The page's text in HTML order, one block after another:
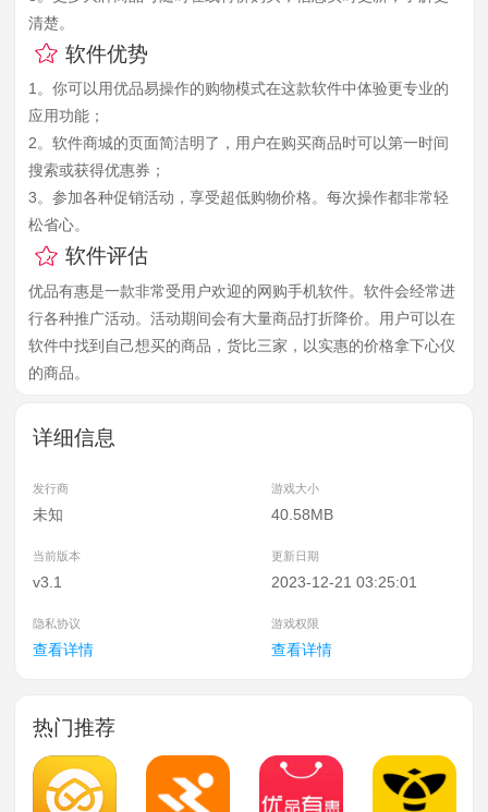
清楚。
软件优势
1。你可以用优品易操作的购物模式在这款软件中体验更专业的
应用功能；
2。软件商城的页面简洁明了，用户在购买商品时可以第一时间
搜索或获得优惠券；
3。参加各种促销活动，享受超低购物价格。每次操作都非常轻
松省心。
软件评估
优品有惠是一款非常受用户欢迎的网购手机软件。软件会经常进
行各种推广活动。活动期间会有大量商品打折降价。用户可以在
软件中找到自己想买的商品，货比三家，以实惠的价格拿下心仪
的商品。
详细信息
发行商 游戏大小
未知 40.58MB
当前版本 更新日期
v3.1 2023-12-21 03:25:01
隐私协议 游戏权限
查看详情 查看详情
热门推荐